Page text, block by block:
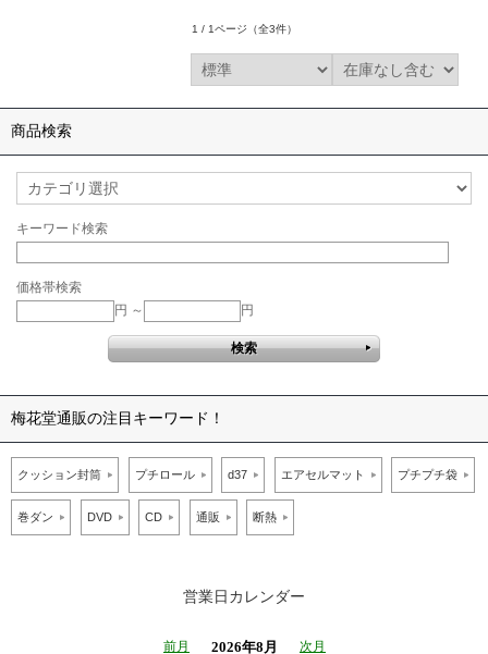
1 / 1ページ （全3件）
商品検索
キーワード検索
価格帯検索
円 ～
円
梅花堂通販の注目キーワード！
クッション封筒 プチロール d37 エアセルマット プチプチ袋
巻ダン DVD CD 通販 断熱
営業日カレンダー